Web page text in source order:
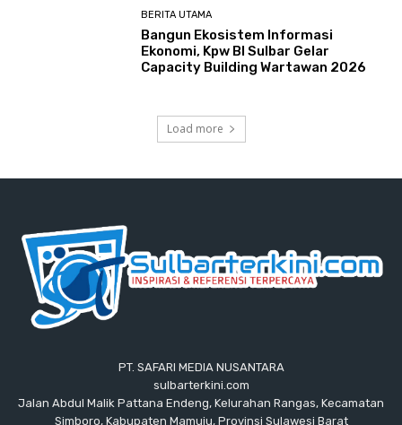
BERITA UTAMA
Bangun Ekosistem Informasi
Ekonomi, Kpw BI Sulbar Gelar
Capacity Building Wartawan 2026
Load more
PT. SAFARI MEDIA NUSANTARA
sulbarterkini.com
Jalan Abdul Malik Pattana Endeng, Kelurahan Rangas, Kecamatan
Simboro, Kabupaten Mamuju, Provinsi Sulawesi Barat